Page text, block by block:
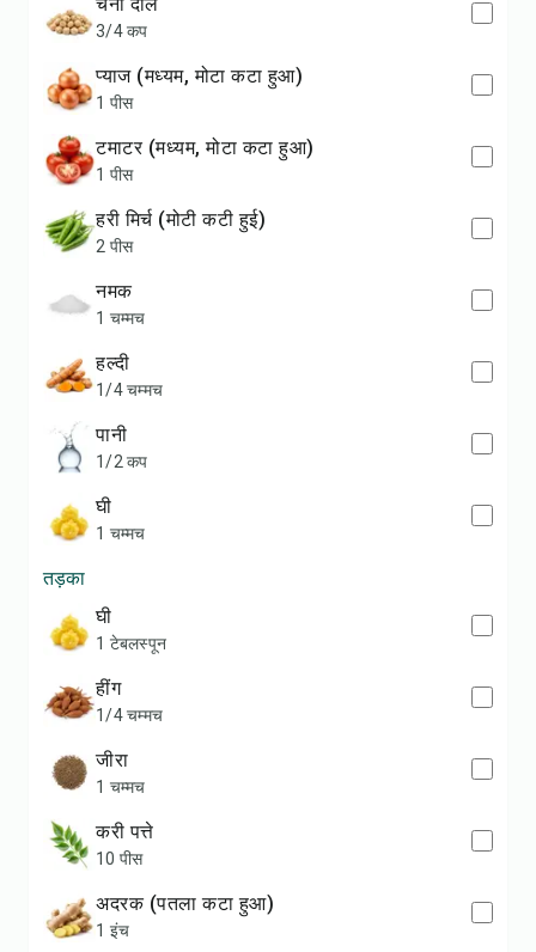
3/4 कप
प्याज (मध्यम, मोटा कटा हुआ)
1 पीस
टमाटर (मध्यम, मोटा कटा हुआ)
1 पीस
हरी मिर्च (मोटी कटी हुई)
2 पीस
नमक
1 चम्मच
हल्दी
1/4 चम्मच
पानी
1/2 कप
घी
1 चम्मच
तड़का
घी
1 टेबलस्पून
हींग
1/4 चम्मच
जीरा
1 चम्मच
करी पत्ते
10 पीस
अदरक (पतला कटा हुआ)
1 इंच